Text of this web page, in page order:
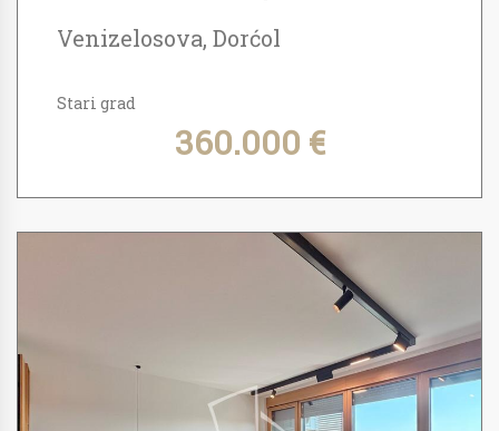
Venizelosova, Dorćol
Stari grad
360.000 €